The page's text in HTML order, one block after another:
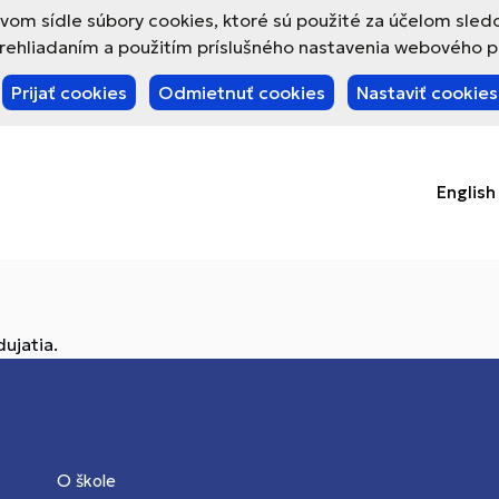
sídle súbory cookies, ktoré sú použité za účelom
a použitím príslušného nastavenia webového
Prijať cookies Odmietnuť cookies Nastaviť cookies
English
O škole